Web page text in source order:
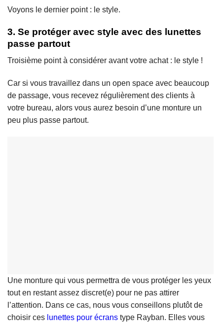
Voyons le dernier point : le style.
3. Se protéger avec style avec des lunettes
passe partout
Troisième point à considérer avant votre achat : le style !
Car si vous travaillez dans un open space avec beaucoup
de passage, vous recevez régulièrement des clients à
votre bureau, alors vous aurez besoin d’une monture un
peu plus passe partout.
Une monture qui vous permettra de vous protéger les yeux
tout en restant assez discret(e) pour ne pas attirer
l’attention. Dans ce cas, nous vous conseillons plutôt de
choisir ces lunettes pour écrans type Rayban. Elles vous